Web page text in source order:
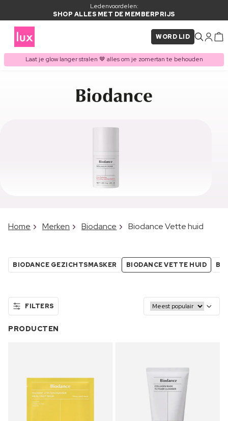
Ledenvoordelen:
SHOP ALLES MET DE MEMBERPRIJS
WORD LID
Laat je glow langer stralen 🤎 alles om je zomertan te behouden
Home Merken Biodance Biodance Vette huid
BIODANCE GEZICHTSMASKER BIODANCE VETTE HUID
FILTERS
PRODUCTEN